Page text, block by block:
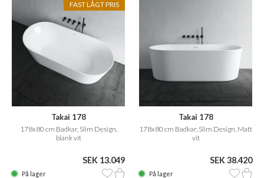
FAST LÅGT PRIS
Takai 178
178x80 cm Badkar, Slim Design,
blank vit
SEK 13.049
På lager
Takai 178
178x80 cm Badkar, Slim Design, Matt
vit
SEK 38.420
På lager